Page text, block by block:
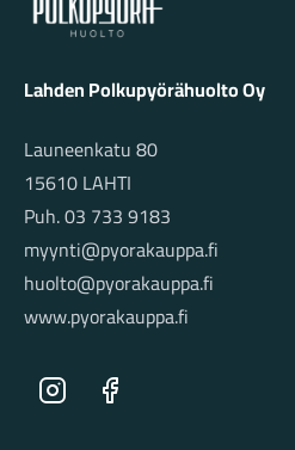
Lahden Polkupyörähuolto Oy
Launeenkatu 80
15610 LAHTI
Puh. 03 733 9183
myynti@pyorakauppa.fi
huolto@pyorakauppa.fi
www.pyorakauppa.fi
Instagram Facebook